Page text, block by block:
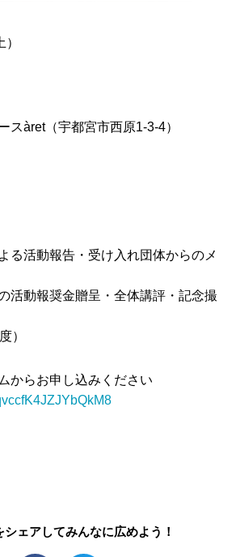
スàret（宇都宮市西原1-3-4）
る活動報告・受け入れ団体からのメ
活動報奨金贈呈・全体講評・記念撮
）
からお申し込みください
シェアしてみんなに広めよう！